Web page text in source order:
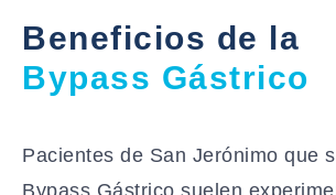
Beneficios de la
Bypass Gástrico
Pacientes de San Jerónimo que